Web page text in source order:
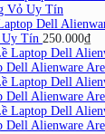
Dell
Uy Tín 250.000₫
Dell Alienware
Dell Alienware
Dell Alienware